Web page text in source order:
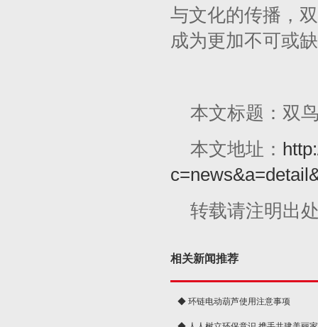
与文化的传播，
成为更加不可或
本文标题：双
本文地址：
转载请注明出
相关新闻推荐
◆ 环链电动葫芦使用注意事项